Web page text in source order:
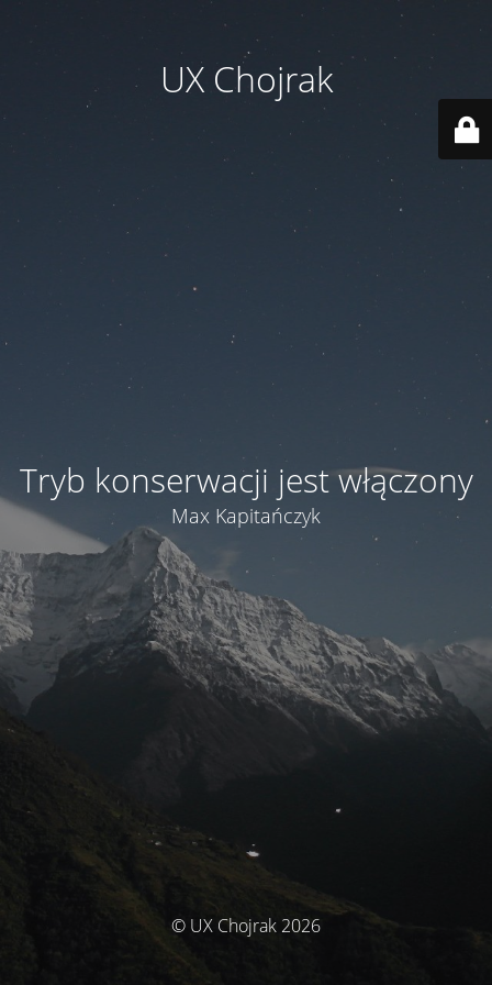
UX Chojrak
Tryb konserwacji jest włączony
Max Kapitańczyk
© UX Chojrak 2026